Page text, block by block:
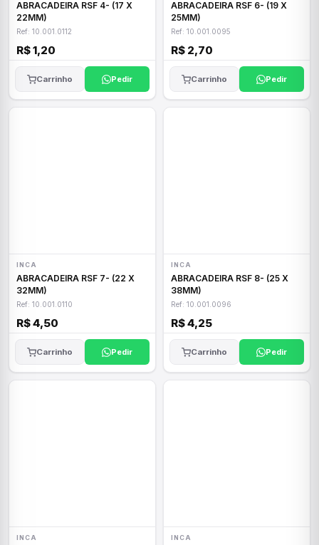
ABRACADEIRA RSF 4- (17 X
22MM)
Ref: 10.001.0112
R$ 1,20
Carrinho Pedir
ABRACADEIRA RSF 6- (19 X
25MM)
Ref: 10.001.0095
R$ 2,70
Carrinho Pedir
INCA
ABRACADEIRA RSF 7- (22 X
32MM)
Ref: 10.001.0110
R$ 4,50
Carrinho Pedir
INCA
ABRACADEIRA RSF 8- (25 X
38MM)
Ref: 10.001.0096
R$ 4,25
Carrinho Pedir
INCA INCA